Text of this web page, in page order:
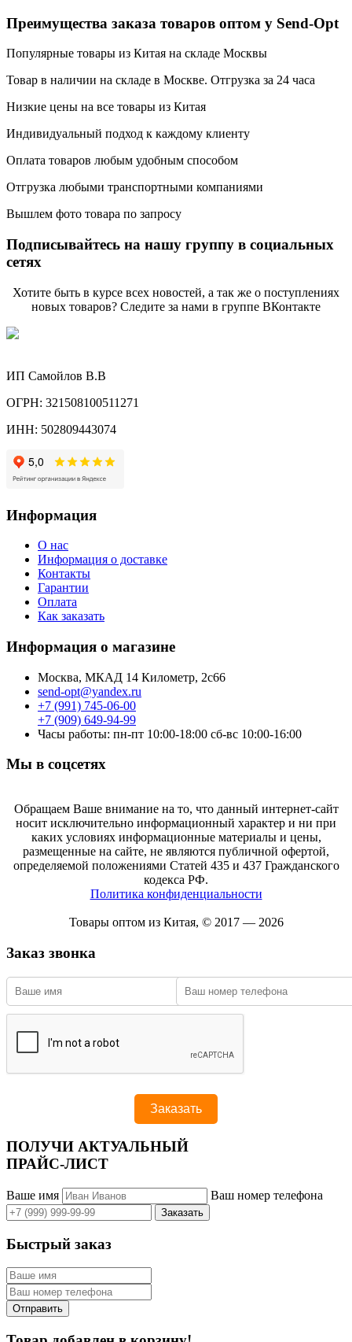
Преимущества заказа товаров оптом у Send-Opt
Популярные товары из Китая на складе Москвы
Товар в наличии на складе в Москве. Отгрузка за 24 часа
Низкие цены на все товары из Китая
Индивидуальный подход к каждому клиенту
Оплата товаров любым удобным способом
Отгрузка любыми транспортными компаниями
Вышлем фото товара по запросу
Подписывайтесь на нашу группу в социальных
сетях
Хотите быть в курсе всех новостей, а так же о поступлениях
новых товаров? Следите за нами в группе ВКонтакте
ИП Самойлов В.В
ОГРН: 321508100511271
ИНН: 502809443074
Информация
О нас
Информация о доставке
Контакты
Гарантии
Оплата
Как заказать
Информация о магазине
Москва, МКАД 14 Километр, 2с66
send-opt@yandex.ru
+7 (991) 745-06-00
+7 (909) 649-94-99
Часы работы: пн-пт 10:00-18:00 сб-вс 10:00-16:00
Мы в соцсетях
Обращаем Ваше внимание на то, что данный интернет-сайт
носит исключительно информационный характер и ни при
каких условиях информационные материалы и цены,
размещенные на сайте, не являются публичной офертой,
определяемой положениями Статей 435 и 437 Гражданского
кодекса РФ.
Политика конфиденциальности
Товары оптом из Китая, © 2017 — 2026
Заказ звонка
ПОЛУЧИ АКТУАЛЬНЫЙ
ПРАЙС-ЛИСТ
Ваше имя Ваш номер телефона
Быстрый заказ